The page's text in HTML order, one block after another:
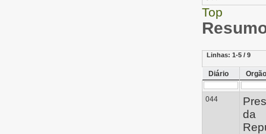
Top
Linhas: 1-5 / 9
Diário Orgão
044
da